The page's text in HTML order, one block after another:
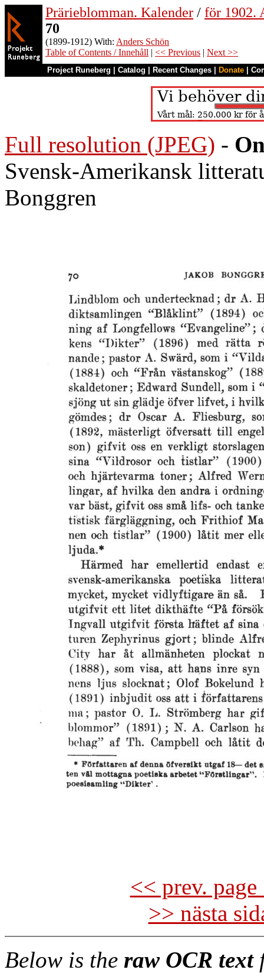
Prärieblomman. Kalender / för 1902.
70
(1899-1912) With: Anders Schön
Table of Contents / Innehåll | << Previous | Next >>
Project Runeberg Catalog Recent Changes Donate
Full resolution (JPEG) -
Svensk-Amerikansk
Bonggren
<< prev.
>> nästa
Below is the raw OCR text